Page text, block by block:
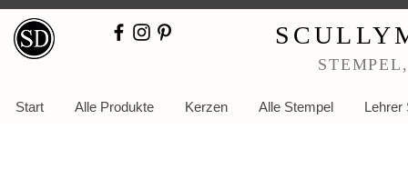
Start Alle Produkte Kerzen Alle Stempel Lehrer